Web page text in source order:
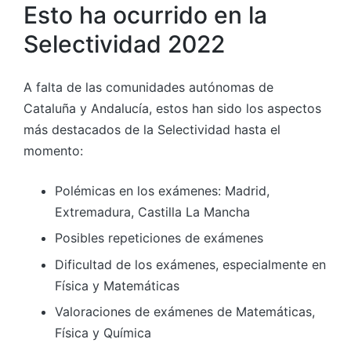
Esto ha ocurrido en la
Selectividad 2022
A falta de las comunidades autónomas de
Cataluña y Andalucía, estos han sido los aspectos
más destacados de la Selectividad hasta el
momento:
Polémicas en los exámenes: Madrid,
Extremadura, Castilla La Mancha
Posibles repeticiones de exámenes
Dificultad de los exámenes, especialmente en
Física y Matemáticas
Valoraciones de exámenes de Matemáticas,
Física y Química